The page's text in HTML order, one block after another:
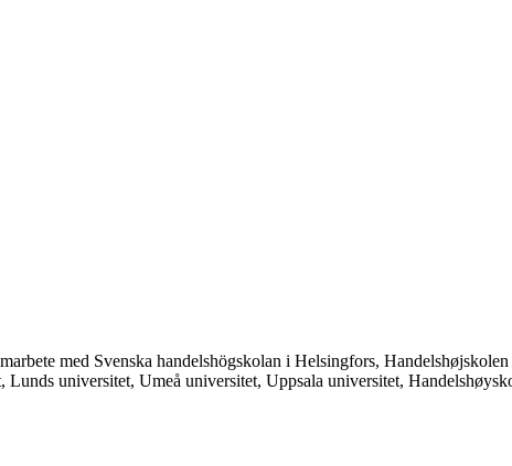
med Svenska handelshögskolan i Helsingfors,
universitet, Umeå universitet, Uppsala universitet,